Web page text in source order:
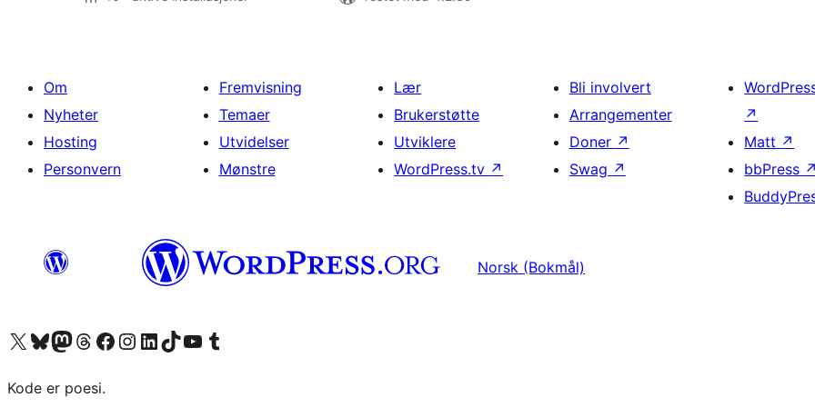
Om
Nyheter
Hosting
Personvern
Fremvisning
Temaer
Utvidelser
Mønstre
Lær
Brukerstøtte
Utviklere
WordPress.tv ↗
Bli involvert
Arrangementer
Doner ↗
Swag ↗
↗
Matt ↗
bbPress ↗
Norsk (Bokmål)
Besøk vår konto på X Visit our Bluesky account
Besøk vår Mastodon-konto
Visit our Threads account
Besøk vår Facebook-sideBesøk vår Instagram-konto
Besøk vår LinkedIn-konto
Visit our TikTok account
Visit our YouTube channel
Visit our Tumblr account
Kode er poesi.